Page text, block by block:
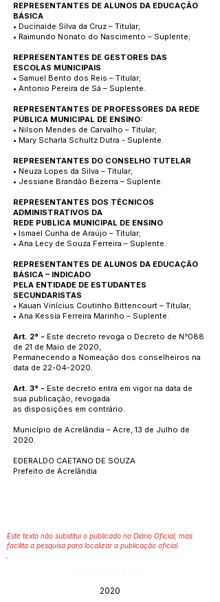
REPRESENTANTES DE ALUNOS DA EDUCAÇÃO
BÁSICA
• Ducinaide Silva da Cruz – Titular;
• Raimundo Nonato do Nascimento – Suplente;
REPRESENTANTES DE GESTORES DAS
ESCOLAS MUNICIPAIS
• Samuel Bento dos Reis – Titular;
• Antonio Pereira de Sá – Suplente.
REPRESENTANTES DE PROFESSORES DA REDE
PÚBLICA MUNICIPAL DE ENSINO:
• Nilson Mendes de Carvalho – Titular;
• Mary Scharla Schultz Dutra - Suplente.
REPRESENTANTES DO CONSELHO TUTELAR
• Neuza Lopes da Silva – Titular;
• Jessiane Brandão Bezerra – Suplente.
REPRESENTANTES DOS TÉCNICOS
ADMINISTRATIVOS DA
REDE PUBLICA MUNICIPAL DE ENSINO
• Ismael Cunha de Araújo – Titular;
• Ana Lecy de Souza Ferreira – Suplente.
REPRESENTANTES DE ALUNOS DA EDUCAÇÃO
BÁSICA – INDICADO
PELA ENTIDADE DE ESTUDANTES
SECUNDARISTAS
• Kauan Vinícius Coutinho Bittencourt – Titular;
• Ana Kessia Ferreira Marinho – Suplente.
Art. 2° - Este decreto revoga o Decreto de N°088
de 21 de Maio de 2020,
Permanecendo a Nomeação dos conselheiros na
data de 22-04-2020.
Art. 3° - Este decreto entra em vigor na data de
sua publicação, revogada
as disposições em contrário.
Município de Acrelândia – Acre, 13 de Julho de
2020.
EDERALDO CAETANO DE SOUZA
Prefeito de Acrelândia
Este texto não substitui o publicado no Diário Oficial, mas
facilita a pesquisa para localizar a publicação oficial.
2020